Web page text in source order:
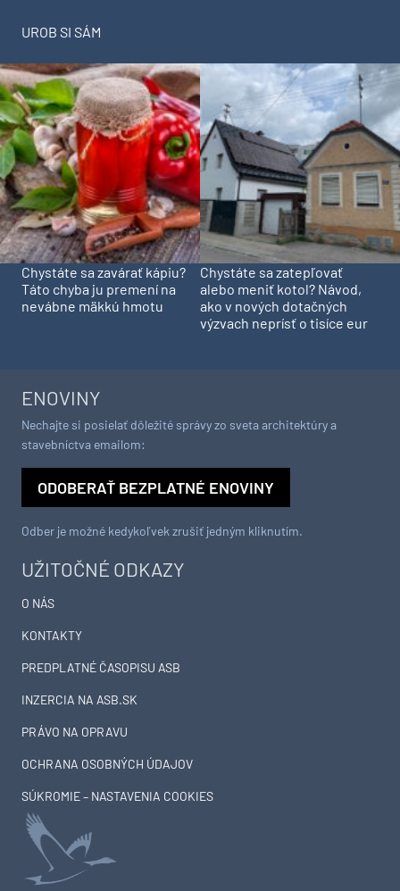
UROB SI SÁM
Chystáte sa zavárať kápiu?
Táto chyba ju premení na
nevábne mäkkú hmotu
Chystáte sa zatepľovať
alebo meniť kotol? Návod,
ako v nových dotačných
výzvach neprísť o tisíce eur
UŽITOČNÉ ODKAZY
O NÁS
KONTAKTY
PREDPLATNÉ ČASOPISU ASB
INZERCIA NA ASB.SK
PRÁVO NA OPRAVU
OCHRANA OSOBNÝCH ÚDAJOV
SÚKROMIE – NASTAVENIA COOKIES
ENOVINY
Nechajte si posielať dôležité správy zo sveta architektúry a
stavebníctva emailom:
ODOBERAŤ BEZPLATNÉ ENOVINY
Odber je možné kedykoľvek zrušiť jedným kliknutím.